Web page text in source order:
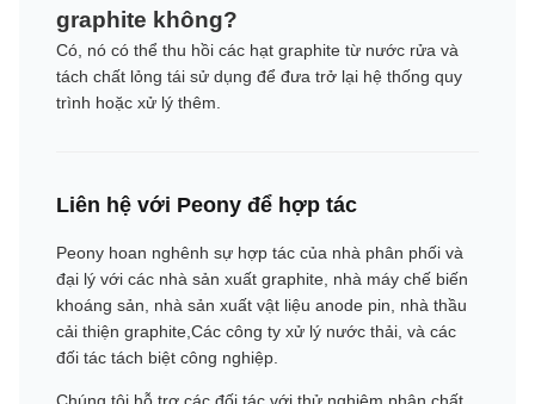
graphite không?
Có, nó có thể thu hồi các hạt graphite từ nước rửa và
tách chất lỏng tái sử dụng để đưa trở lại hệ thống quy
trình hoặc xử lý thêm.
Liên hệ với Peony để hợp tác
Peony hoan nghênh sự hợp tác của nhà phân phối và
đại lý với các nhà sản xuất graphite, nhà máy chế biến
khoáng sản, nhà sản xuất vật liệu anode pin, nhà thầu
cải thiện graphite,Các công ty xử lý nước thải, và các
đối tác tách biệt công nghiệp.